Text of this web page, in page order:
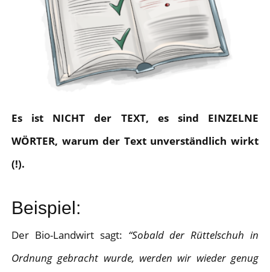
Es ist NICHT der TEXT, es sind EINZELNE
WÖRTER, warum der Text unverständlich wirkt
(!).
Beispiel:
Der Bio-Landwirt sagt: “Sobald der Rüttelschuh in
Ordnung gebracht wurde, werden wir wieder genug